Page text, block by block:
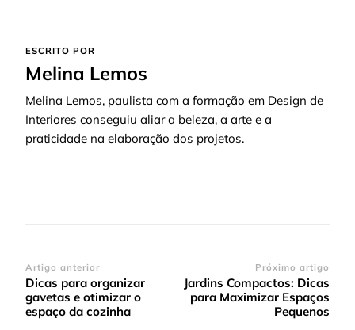
ESCRITO POR
Melina Lemos
Melina Lemos, paulista com a formação em Design de
Interiores conseguiu aliar a beleza, a arte e a
praticidade na elaboração dos projetos.
Navegação
de
post
Artigo anterior
Dicas para organizar
gavetas e otimizar o
espaço da cozinha
Próximo artigo
Jardins Compactos: Dicas
para Maximizar Espaços
Pequenos